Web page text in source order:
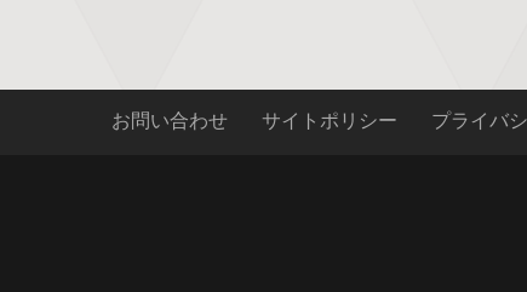
お問い合わせ サイトポリシー プライバ